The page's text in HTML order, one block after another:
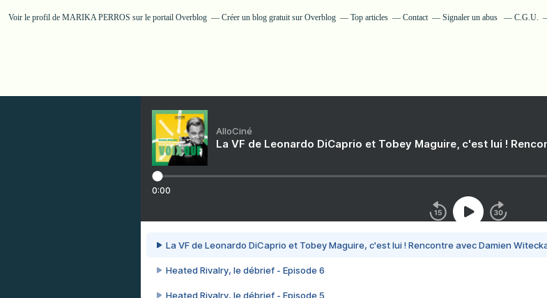
Voir le profil de MARIKA PERROS sur le portail Overblog Créer un blog gratuit sur Overblog Top articles Contact Signaler un abus C.G.U.
AlloCiné
La VF de Leonardo DiCaprio et Tobey Maguire, c'est lui !
0:00
La VF de Leonardo DiCaprio et Tobey Maguire, c'est lui ! Rencontre avec Damien
Heated Rivalry, le débrief - Episode 6
Heated Rivalry, le débrief - Episode 5